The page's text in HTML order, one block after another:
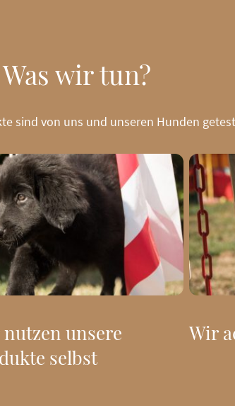
Was wir tun?
sind von uns und unseren Hunden
unsere
selbst
Wir